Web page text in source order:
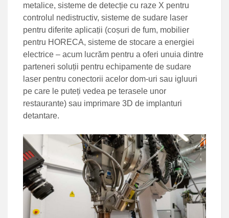
metalice, sisteme de detecție cu raze X pentru
controlul nedistructiv, sisteme de sudare laser
pentru diferite aplicații (coșuri de fum, mobilier
pentru HORECA, sisteme de stocare a energiei
electrice – acum lucrăm pentru a oferi unuia dintre
parteneri soluții pentru echipamente de sudare
laser pentru conectorii acelor dom-uri sau igluuri
pe care le puteți vedea pe terasele unor
restaurante) sau imprimare 3D de implanturi
detantare.